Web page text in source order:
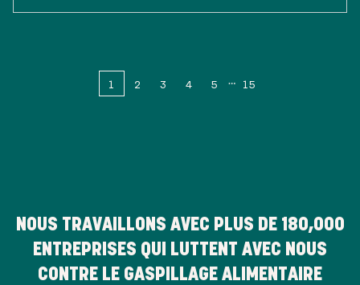
1 2 3 4 5 15
NOUS TRAVAILLONS AVEC PLUS DE 180,000
ENTREPRISES QUI LUTTENT AVEC NOUS
CONTRE LE GASPILLAGE ALIMENTAIRE